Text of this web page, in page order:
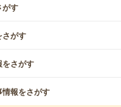
がす
さがす
さがす
報をさがす